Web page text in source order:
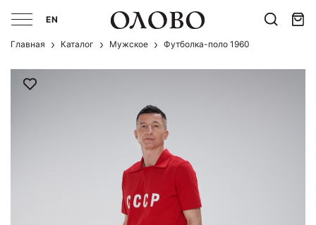
EN
Главная Каталог Мужcкое Футболка-поло 1960